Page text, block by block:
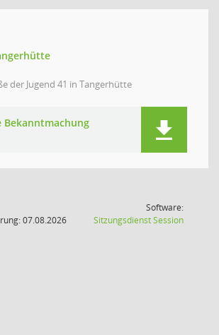
der Jugend 41 in Tangerhütte
Bekanntmachung
07.08.2026
Software:
SitzungsdienstSession(Wird in